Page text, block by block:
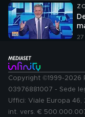
Copyright ©1999-2026
03976881007 - Sede
Uffici: Viale Europa
int. vers. €